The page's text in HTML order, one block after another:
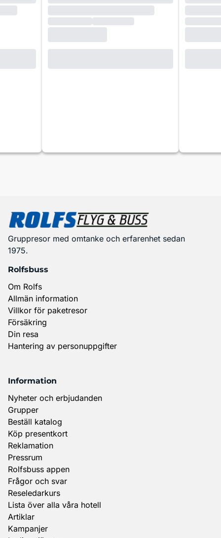
Gruppresor med omtanke och erfarenhet sedan
1975.
Rolfsbuss
Om Rolfs
Allmän information
Villkor för paketresor
Försäkring
Din resa
Hantering av personuppgifter
Information
Nyheter och erbjudanden
Grupper
Beställ katalog
Köp presentkort
Reklamation
Pressrum
Rolfsbuss appen
Frågor och svar
Reseledarkurs
Lista över alla våra hotell
Artiklar
Kampanjer